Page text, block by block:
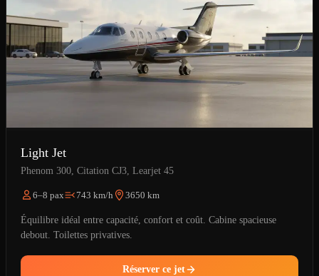
Light Jet
Phenom 300, Citation CJ3, Learjet 45
6–8 pax 743 km/h 3650 km
Équilibre idéal entre capacité, confort et coût. Cabine spacieuse
debout. Toilettes privatives.
Réserver ce jet